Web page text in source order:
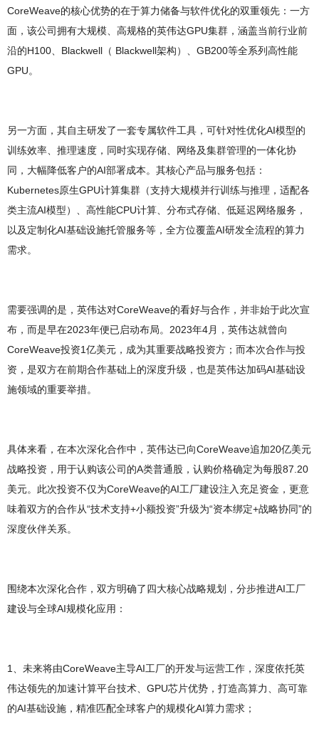
CoreWeave的核心优势的在于算力储备与软件优化的双重领先：一方
面，该公司拥有大规模、高规格的英伟达GPU集群，涵盖当前行业前
沿的H100、Blackwell（ Blackwell架构）、GB200等全系列高性能
GPU。
另一方面，其自主研发了一套专属软件工具，可针对性优化AI模型的
训练效率、推理速度，同时实现存储、网络及集群管理的一体化协
同，大幅降低客户的AI部署成本。其核心产品与服务包括：
Kubernetes原生GPU计算集群（支持大规模并行训练与推理，适配各
类主流AI模型）、高性能CPU计算、分布式存储、低延迟网络服务，
以及定制化AI基础设施托管服务等，全方位覆盖AI研发全流程的算力
需求。
需要强调的是，英伟达对CoreWeave的看好与合作，并非始于此次宣
布，而是早在2023年便已启动布局。2023年4月，英伟达就曾向
CoreWeave投资1亿美元，成为其重要战略投资方；而本次合作与投
资，是双方在前期合作基础上的深度升级，也是英伟达加码AI基础设
施领域的重要举措。
具体来看，在本次深化合作中，英伟达已向CoreWeave追加20亿美元
战略投资，用于认购该公司的A类普通股，认购价格确定为每股87.20
美元。此次投资不仅为CoreWeave的AI工厂建设注入充足资金，更意
味着双方的合作从“技术支持+小额投资”升级为“资本绑定+战略协同”的
深度伙伴关系。
围绕本次深化合作，双方明确了四大核心战略规划，分步推进AI工厂
建设与全球AI规模化应用：
1、未来将由CoreWeave主导AI工厂的开发与运营工作，深度依托英
伟达领先的加速计算平台技术、GPU芯片优势，打造高算力、高可靠
的AI基础设施，精准匹配全球客户的规模化AI算力需求；